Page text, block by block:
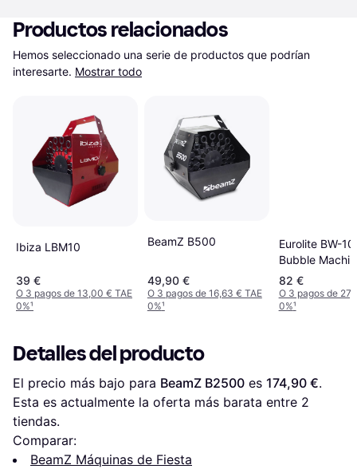
Productos relacionados
Hemos seleccionado una serie de productos que podrían
interesarte. Mostrar todo
Ibiza LBM10
39 €
O 3 pagos de 13,00 € TAE
0%¹
BeamZ B500
49,90 €
O 3 pagos de 16,63 € TAE
0%¹
Eurolite BW-
Bubble
82 €
O 3 pagos de
0%¹
Detalles del producto
El precio más bajo para BeamZ B2500 es 174,90 €.
Esta es actualmente la oferta más barata entre 2
tiendas.
Comparar:
BeamZ Máquinas de Fiesta